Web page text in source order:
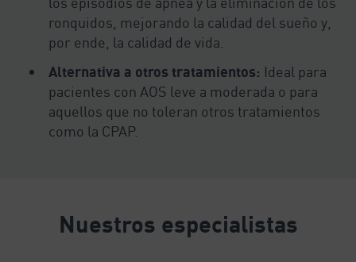
ronquidos, mejorando la calidad del sueño y,
por ende, la calidad de vida.
Alternativa a otros tratamientos: Ideal para
pacientes con AOS leve a moderada o para
aquellos que no toleran otros tratamientos
como la CPAP.
Nuestros especialistas